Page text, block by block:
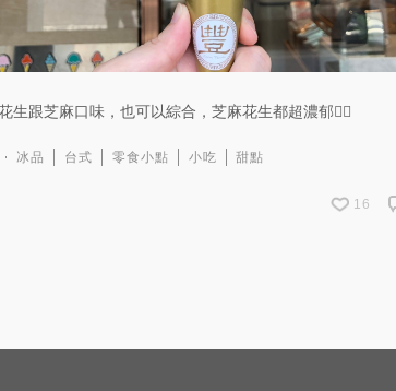
生跟芝麻口味，也可以綜合，芝麻花生都超濃郁👍🏻
冰品 台式 零食小點 小吃 甜點
16